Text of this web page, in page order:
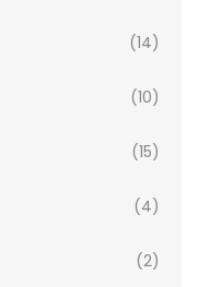
(14)
(10)
(15)
(4)
(2)